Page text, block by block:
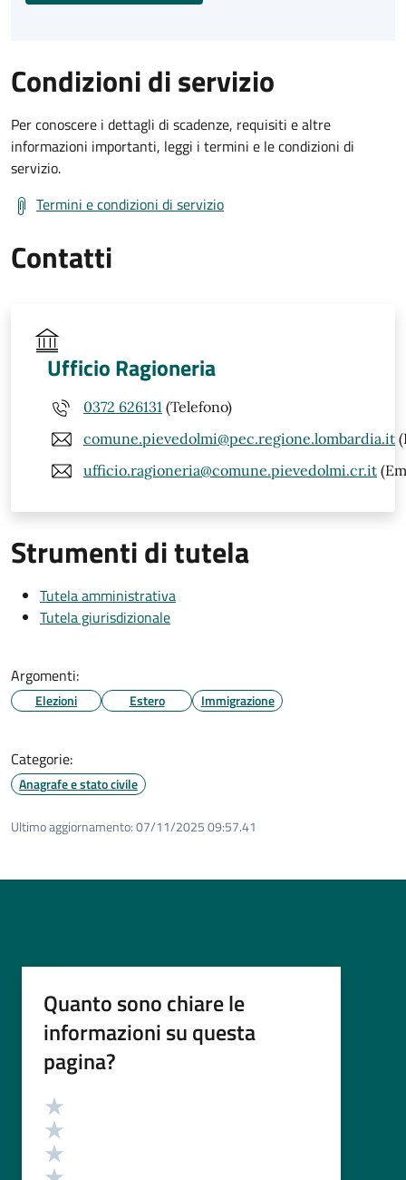
Condizioni di servizio
Per conoscere i dettagli di scadenze, requisiti e altre
informazioni importanti, leggi i termini e le condizioni di
servizio.
Termini e condizioni di servizio
Contatti
Ufficio Ragioneria
0372 626131 (Telefono)
comune.pievedolmi@pec.regione.lombardia.it
ufficio.ragioneria@comune.pievedolmi.cr.it
Strumenti di tutela
Tutela amministrativa
Tutela giurisdizionale
Argomenti:
Elezioni Estero Immigrazione
Categorie:
Anagrafe e stato civile
Ultimo aggiornamento:07/11/2025 09:57.41
Quanto sono chiare le
informazioni su questa
pagina?
Valutazione